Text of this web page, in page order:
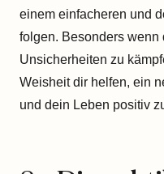
einem einfacheren und
folgen. Besonders wenn
Unsicherheiten zu
Weisheit dir helfen, ein
und dein Leben positiv